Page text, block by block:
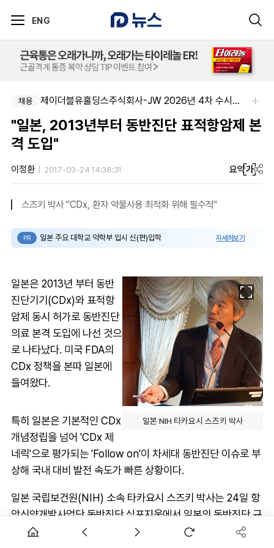
ENG
채용 제이더블유홀딩스주식회사-JW 2026년 4차 수시채용
"일본, 2013년부터 동반진단 표적항암제 본
격 도입"
이정환 2017-03-24 14:38:31 요약가
스즈키 박사 "CDx, 환자 약물사용 최적화 위해 필수적"
PR 일본 주요 대학교 약학부 입시 신(편)입학 자세히보기
일본 NIH 타카요시 스즈키 박사
일본은 2013년 부터 동반
진단기기(CDx)와 표적항
암제 동시 허가로 동반진단
의료 본격 도입에 나선 것으
로 나타났다. 미국 FDA의
CDx 정책을 본따 일본에
들여왔다.
특히 일본은 기본적인 CDx
개념정립을 넘어 'CDx 제
네릭'으로 평가되는 'Follow on'이 차세대 동반진단 이슈로 부
상해 국내 대비 발전 속도가 빠른 상황이다.
일본 국립보건원(NIH) 소속 타카요시 스즈키 박사는 24일 항
암신약개발사업단 동반진단 심포지움에서 일본의 동반진단 규
제에 대해 발표했다.